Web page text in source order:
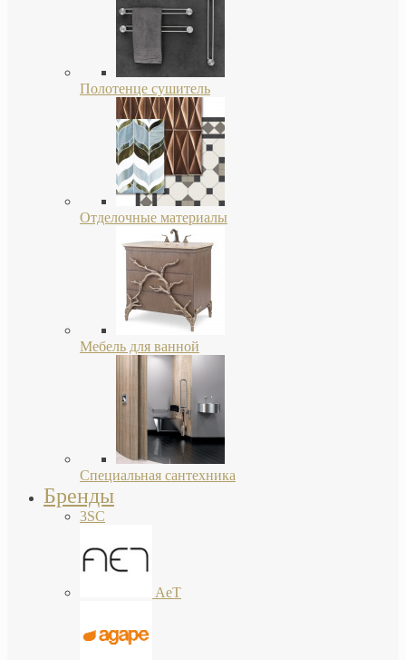
Полотенце сушитель
Отделочные материалы
Мебель для ванной
Специальная сантехника
Бренды
3SC
AeT